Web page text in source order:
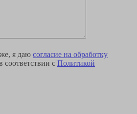
я даю согласие на обработку
соответствии с Политикой